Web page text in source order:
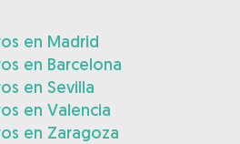
en Madrid
en Barcelona
en Sevilla
en Valencia
en Zaragoza